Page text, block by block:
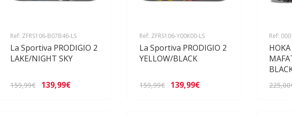
Ref: ZFRS106-B07B46-LS
La Sportiva PRODIGIO 2
LAKE/NIGHT SKY
159,99€ 139,99€
Ref: ZFRS106-Y00K00-LS
La Sportiva PRODIGIO 2
YELLOW/BLACK
159,99€ 139,99€
Ref: